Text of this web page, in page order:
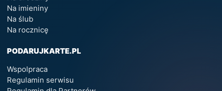
Na imieniny
Na ślub
Na rocznicę
PODARUJKARTE.PL
Wspolpraca
Regulamin serwisu